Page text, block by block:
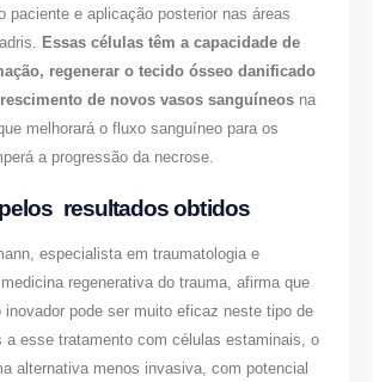
paciente e aplicação posterior nas áreas
Essas células têm a capacidade de
regenerar o tecido ósseo danificado
de novos vasos sanguíneos na
melhorará o fluxo sanguíneo para os
a progressão da necrose.
resultados obtidos
especialista em traumatologia e
regenerativa do trauma, afirma que
inovador pode ser muito eficaz neste tipo de
a esse tratamento com células estaminais, o
alternativa menos invasiva, com potencial